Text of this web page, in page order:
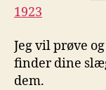
1923
Jeg vil prøve
finder dine
dem.